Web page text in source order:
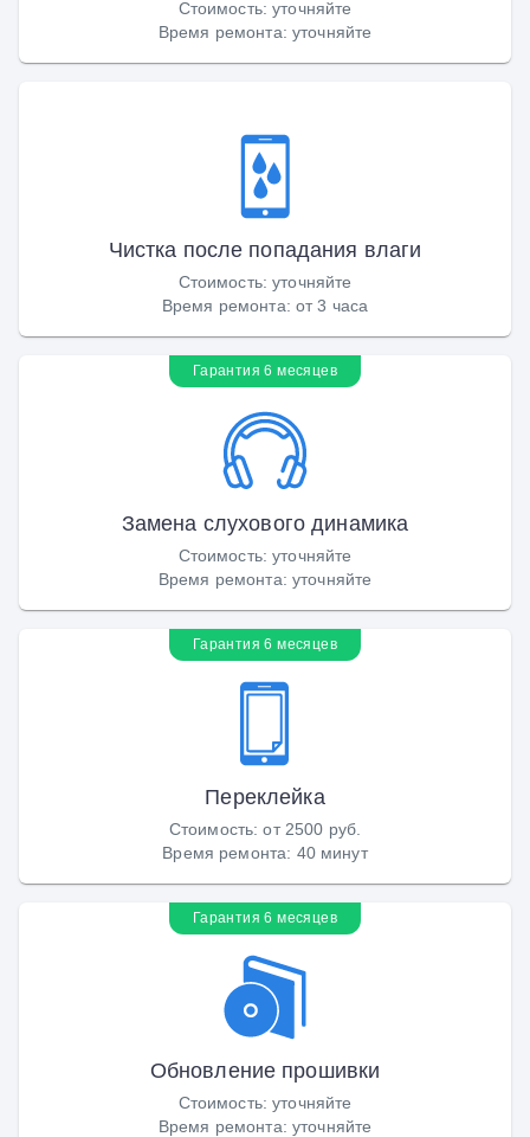
Стоимость:уточняйте
Время ремонта: уточняйте
Чистка после попадания влаги
Стоимость:уточняйте
Время ремонта: от 3 часа
Гарантия 6 месяцев
Замена слухового динамика
Стоимость:уточняйте
Время ремонта: уточняйте
Гарантия 6 месяцев
Переклейка
Стоимость:от 2500 руб.
Время ремонта: 40 минут
Гарантия 6 месяцев
Обновление прошивки
Стоимость:уточняйте
Время ремонта: уточняйте